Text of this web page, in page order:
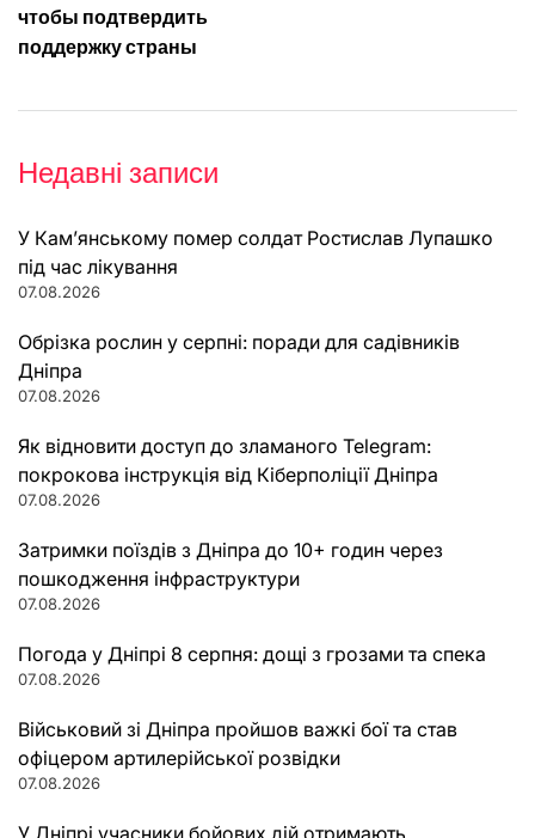
чтобы подтвердить
поддержку страны
Недавні записи
У Кам’янському помер солдат Ростислав Лупашко
під час лікування
07.08.2026
Обрізка рослин у серпні: поради для садівників
Дніпра
07.08.2026
Як відновити доступ до зламаного Telegram:
покрокова інструкція від Кіберполіції Дніпра
07.08.2026
Затримки поїздів з Дніпра до 10+ годин через
пошкодження інфраструктури
07.08.2026
Погода у Дніпрі 8 серпня: дощі з грозами та спека
07.08.2026
Військовий зі Дніпра пройшов важкі бої та став
офіцером артилерійської розвідки
07.08.2026